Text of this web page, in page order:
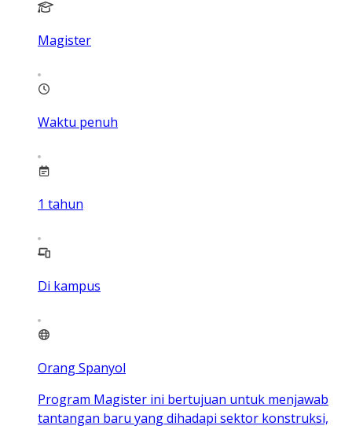
Magister
Waktu penuh
1 tahun
Di kampus
Orang Spanyol
Program Magister ini bertujuan untuk menjawab
tantangan baru yang dihadapi sektor konstruksi,